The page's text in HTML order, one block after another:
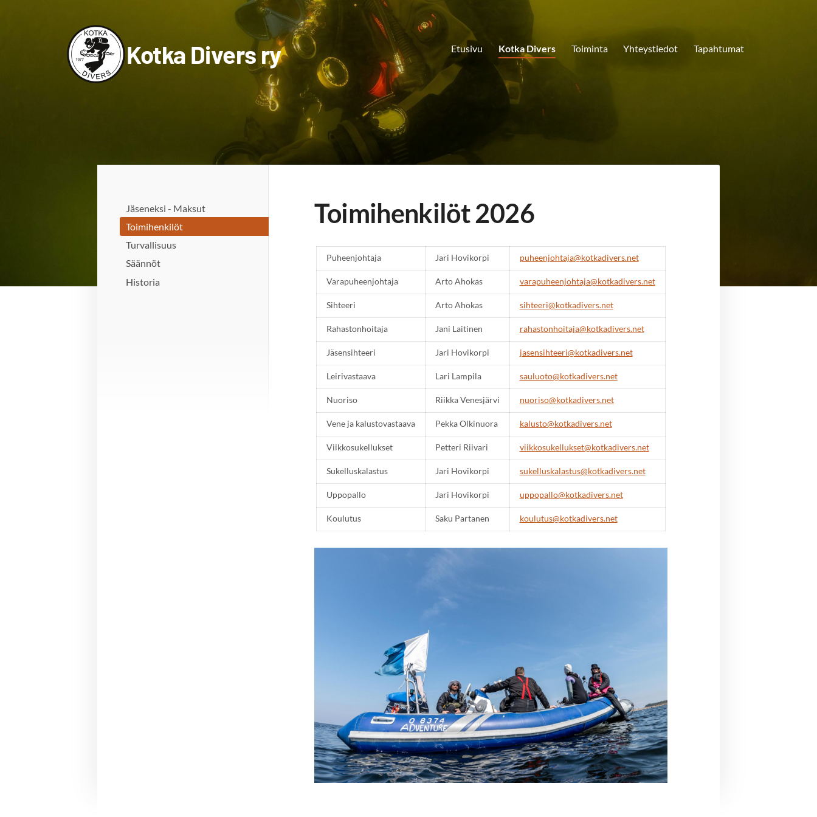
Kotka Divers ry Etusivu Kotka Divers Toiminta Yhteystiedot Tapahtumat
Jäseneksi - Maksut
Toimihenkilöt
Turvallisuus
Säännöt
Historia
Toimihenkilöt 2026
Puheenjohtaja Jari Hovikorpi puheenjohtaja@kotkadivers.net
Varapuheenjohtaja Arto Ahokas varapuheenjohtaja@kotkadivers.net
Sihteeri Arto Ahokas sihteeri@kotkadivers.net
Rahastonhoitaja Jani Laitinen rahastonhoitaja@kotkadivers.net
Jäsensihteeri Jari Hovikorpi jasensihteeri@kotkadivers.net
Leirivastaava Lari Lampila sauluoto@kotkadivers.net
Nuoriso Riikka Venesjärvi nuoriso@kotkadivers.net
Vene ja kalustovastaava Pekka Olkinuora kalusto@kotkadivers.net
Viikkosukellukset Petteri Riivari viikkosukellukset@kotkadivers.net
Sukelluskalastus Jari Hovikorpi sukelluskalastus@kotkadivers.net
Uppopallo Jari Hovikorpi uppopallo@kotkadivers.net
Koulutus Saku Partanen koulutus@kotkadivers.net